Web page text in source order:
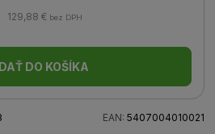
129,88 € bez DPH
DO KOŠÍKA
EAN: 5407004010021